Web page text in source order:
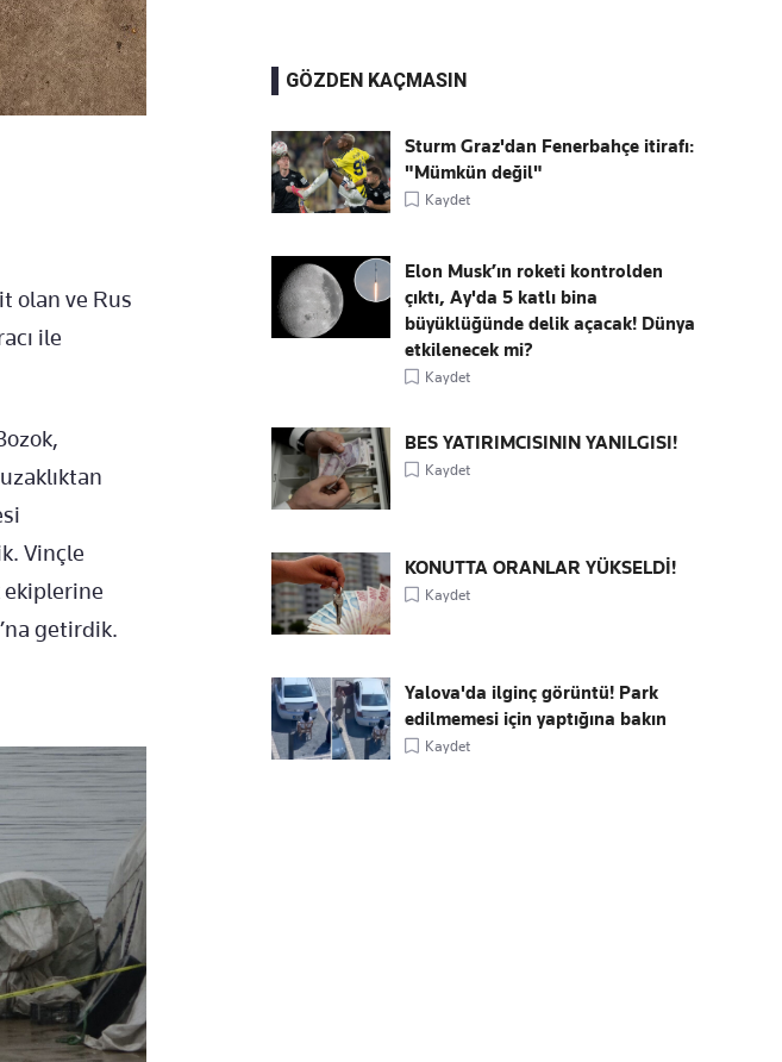
olan ve Rus
ile
Vinçle
ekiplerine
getirdik.
GÖZDEN KAÇMASIN
Sturm Graz'dan Fenerbahçe itirafı:
"Mümkün değil"
Kaydet
Elon Musk’ın roketi kontrolden
çıktı, Ay'da 5 katlı bina
büyüklüğünde delik açacak! Dünya
etkilenecek mi?
Kaydet
BES YATIRIMCISININ YANILGISI!
Kaydet
KONUTTA ORANLAR YÜKSELDİ!
Kaydet
Yalova'da ilginç görüntü! Park
edilmemesi için yaptığına bakın
Kaydet